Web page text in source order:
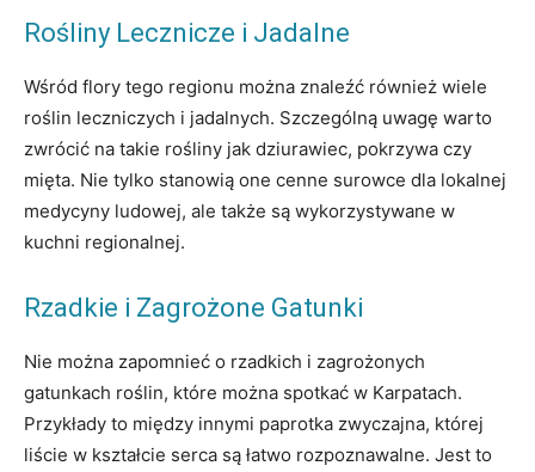
Rośliny Lecznicze i Jadalne
Wśród flory tego regionu można znaleźć również wiele
roślin leczniczych i jadalnych. Szczególną uwagę warto
zwrócić na takie rośliny jak dziurawiec, pokrzywa czy
mięta. Nie tylko stanowią one cenne surowce dla lokalnej
medycyny ludowej, ale także są wykorzystywane w
kuchni regionalnej.
Rzadkie i Zagrożone Gatunki
Nie można zapomnieć o rzadkich i zagrożonych
gatunkach roślin, które można spotkać w Karpatach.
Przykłady to między innymi paprotka zwyczajna, której
liście w kształcie serca są łatwo rozpoznawalne. Jest to